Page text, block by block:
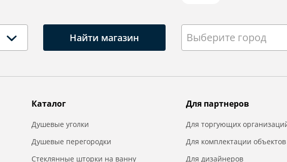
Найти магазин Выберите город
Каталог
Душевые уголки
Душевые перегородки
Стеклянные шторки на ванну
Для партнеров
Для торгующих
Для комплектации объектов
Для дизайнеров